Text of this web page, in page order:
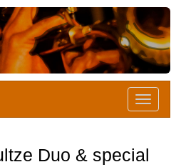
Duo & special